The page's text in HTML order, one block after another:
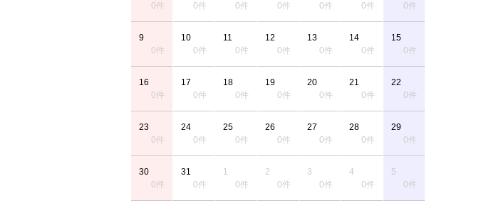
0件
0件
0件
0件
0件
0件
0件
9
0件
10
0件
11
0件
12
0件
13
0件
14
0件
15
0件
16
0件
17
0件
18
0件
19
0件
20
0件
21
0件
22
0件
23
0件
24
0件
25
0件
26
0件
27
0件
28
0件
29
0件
30
0件
31
0件
1
0件
2
0件
3
0件
4
0件
5
0件